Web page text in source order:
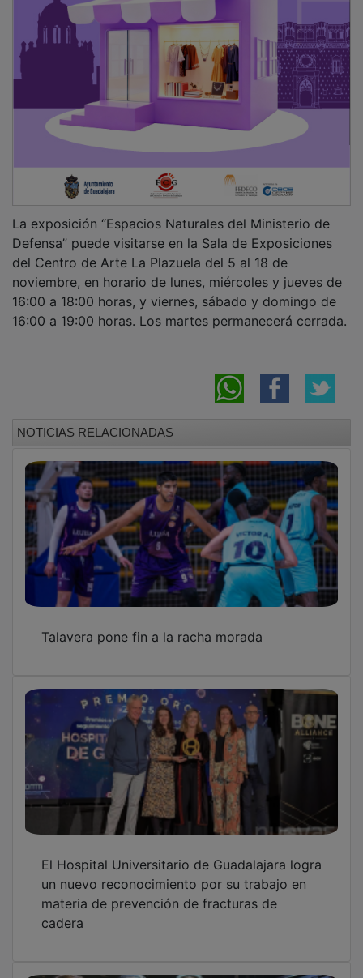
Defensa” puede visitarse en la Sala de Exposiciones
del Centro de Arte La Plazuela del 5 al 18 de
noviembre, en horario de lunes, miércoles y jueves de
16:00 a 18:00 horas, y viernes, sábado y domingo de
16:00 a 19:00 horas. Los martes permanecerá cerrada.
un nuevo reconocimiento por su trabajo en
materia de prevención de fracturas de
cadera